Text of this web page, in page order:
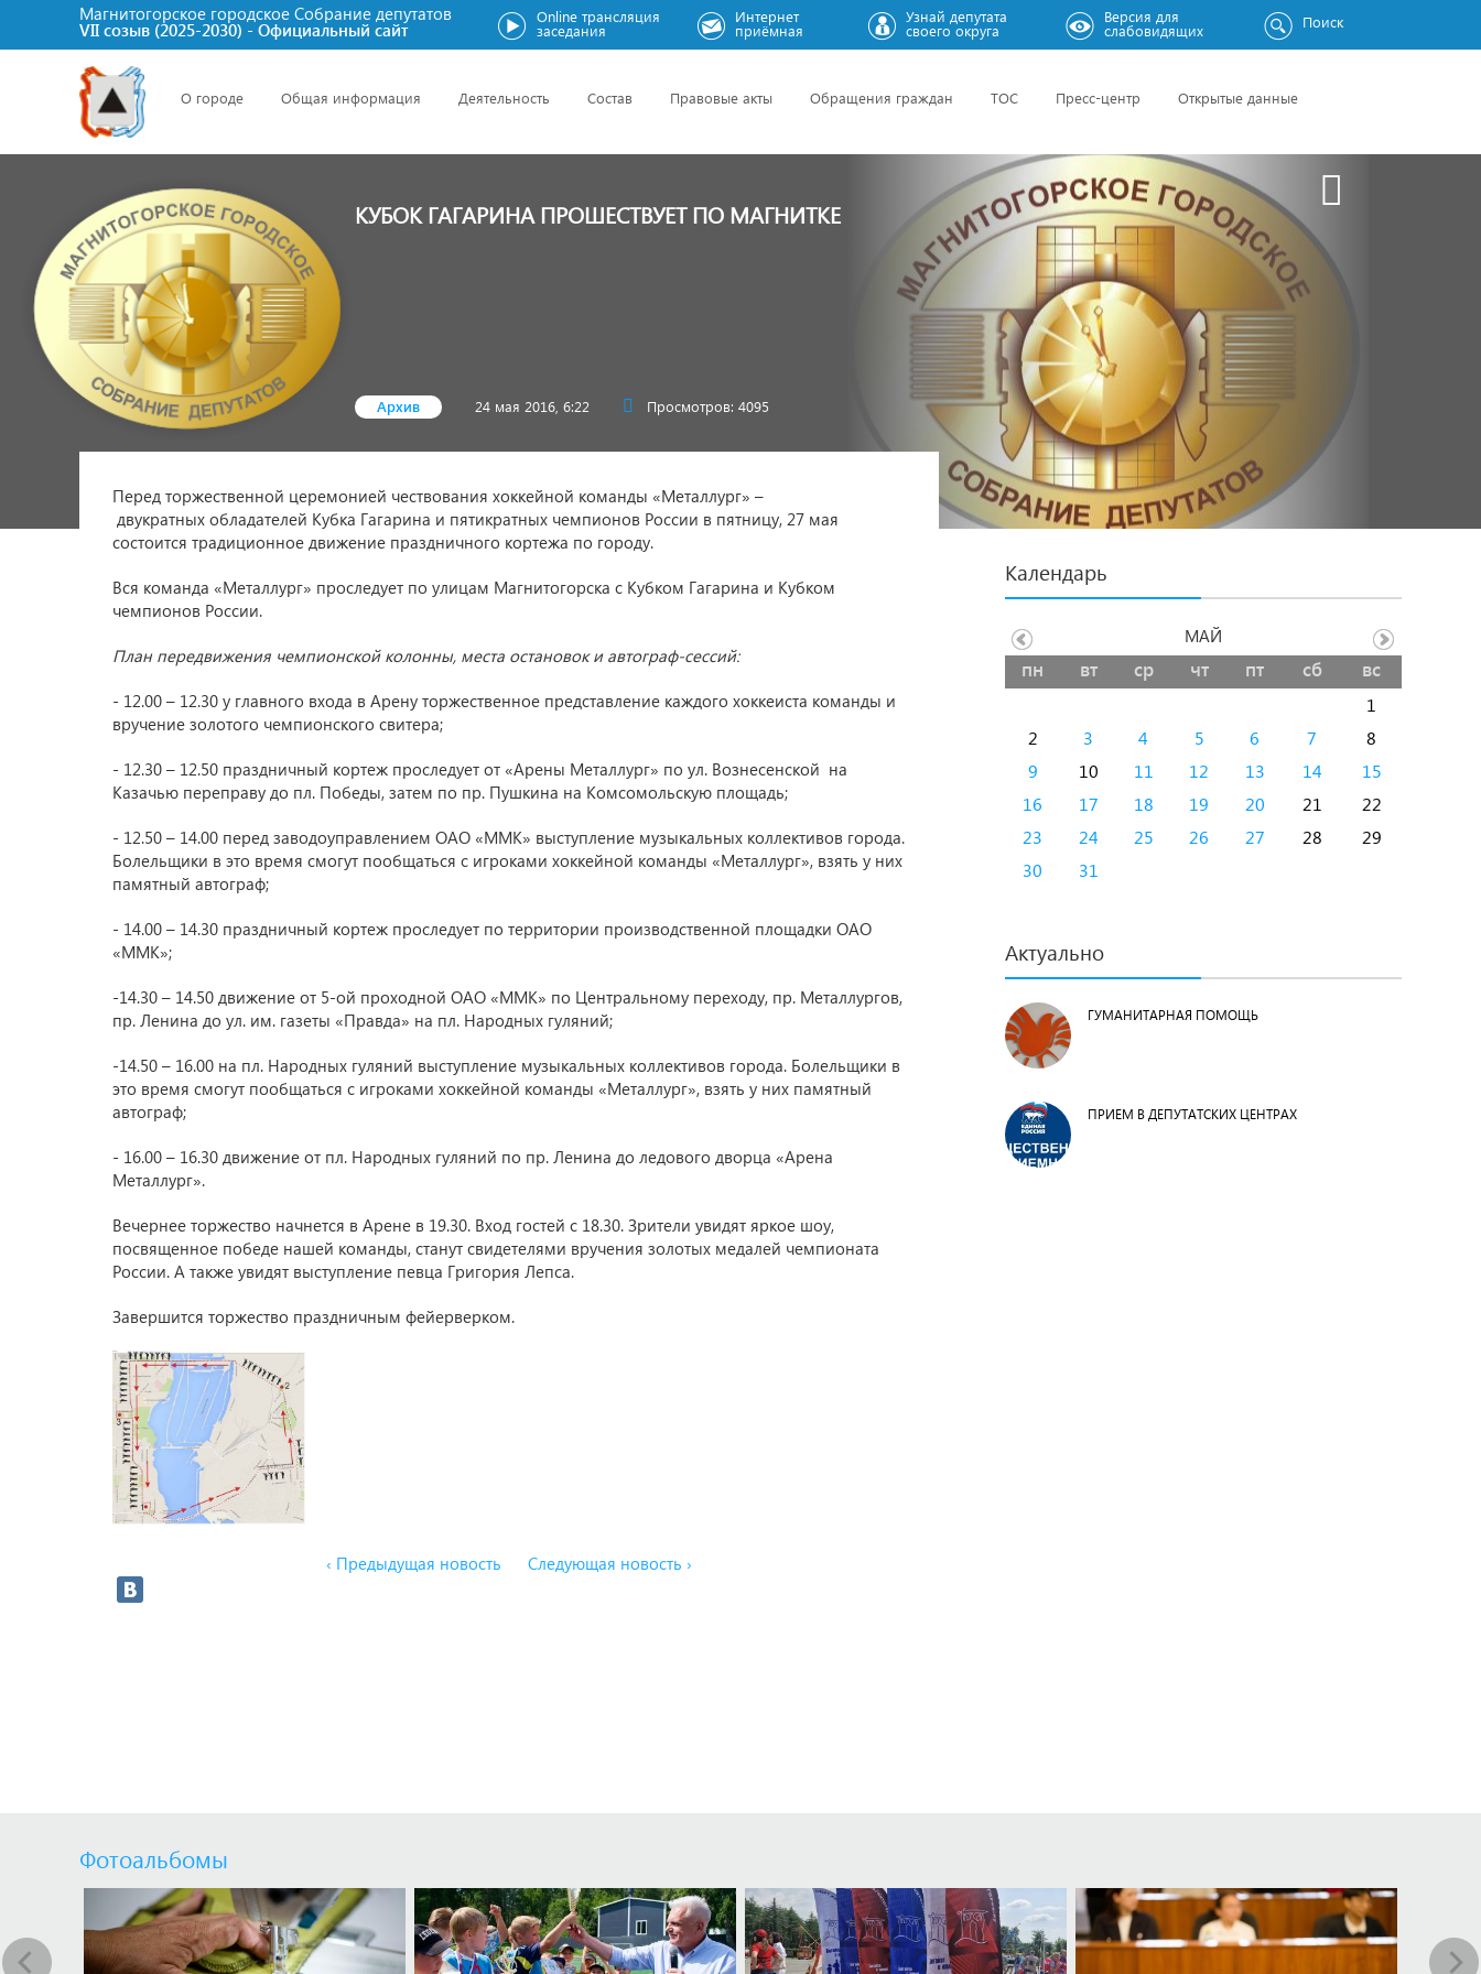
Магнитогорское городское Cобрание депутатов
VII созыв (2025-2030) - Официальный сайт
Online трансляция
заседания
Интернет
приёмная
Узнай депутата
своего округа
Версия для
слабовидящих Поиск
О городе Общая информация Деятельность Состав Правовые акты Обращения граждан ТОС Пресс-центр Открытые данные
КУБОК ГАГАРИНА ПРОШЕСТВУЕТ ПО МАГНИТКЕ
Архив 24 мая 2016, 6:22 Просмотров: 4095
Перед торжественной церемонией чествования хоккейной команды «Металлург» –
двукратных обладателей Кубка Гагарина и пятикратных чемпионов России в пятницу, 27 мая
состоится традиционное движение праздничного кортежа по городу.
Вся команда «Металлург» проследует по улицам Магнитогорска с Кубком Гагарина и Кубком
чемпионов России.
План передвижения чемпионской колонны, места остановок и автограф-сессий:
- 12.00 – 12.30 у главного входа в Арену торжественное представление каждого хоккеиста команды и
вручение золотого чемпионского свитера;
- 12.30 – 12.50 праздничный кортеж проследует от «Арены Металлург» по ул. Вознесенской на
Казачью переправу до пл. Победы, затем по пр. Пушкина на Комсомольскую площадь;
- 12.50 – 14.00 перед заводоуправлением ОАО «ММК» выступление музыкальных коллективов города.
Болельщики в это время смогут пообщаться с игроками хоккейной команды «Металлург», взять у них
памятный автограф;
- 14.00 – 14.30 праздничный кортеж проследует по территории производственной площадки ОАО
«ММК»;
-14.30 – 14.50 движение от 5-ой проходной ОАО «ММК» по Центральному переходу, пр. Металлургов,
пр. Ленина до ул. им. газеты «Правда» на пл. Народных гуляний;
-14.50 – 16.00 на пл. Народных гуляний выступление музыкальных коллективов города. Болельщики в
это время смогут пообщаться с игроками хоккейной команды «Металлург», взять у них памятный
автограф;
- 16.00 – 16.30 движение от пл. Народных гуляний по пр. Ленина до ледового дворца «Арена
Металлург».
Вечернее торжество начнется в Арене в 19.30. Вход гостей с 18.30. Зрители увидят яркое шоу,
посвященное победе нашей команды, станут свидетелями вручения золотых медалей чемпионата
России. А также увидят выступление певца Григория Лепса.
Завершится торжество праздничным фейерверком.
‹ Предыдущая новость Следующая новость ›
Календарь
пн вт ср чт пт сб вс
1
2
3 4 5 6 7
8
9
10 11 12 13 14
15
16
17 18 19 20 21
22
23
24 25 26 27 28
29
30
31
МАЙ
Актуально
ГУМАНИТАРНАЯ ПОМОЩЬ
ПРИЕМ В ДЕПУТАТСКИХ ЦЕНТРАХ
Фотоальбомы